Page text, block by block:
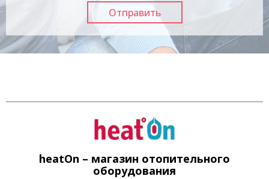
heatOn – магазин отопительного
оборудования